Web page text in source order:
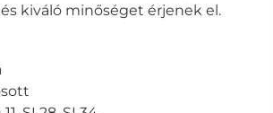
kiváló minőséget érjenek el.